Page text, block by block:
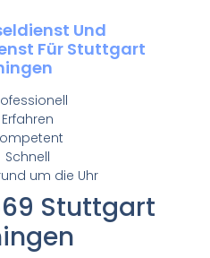
Und
Für Stuttgart
Erfahren
Schnell
um die Uhr
Stuttgart